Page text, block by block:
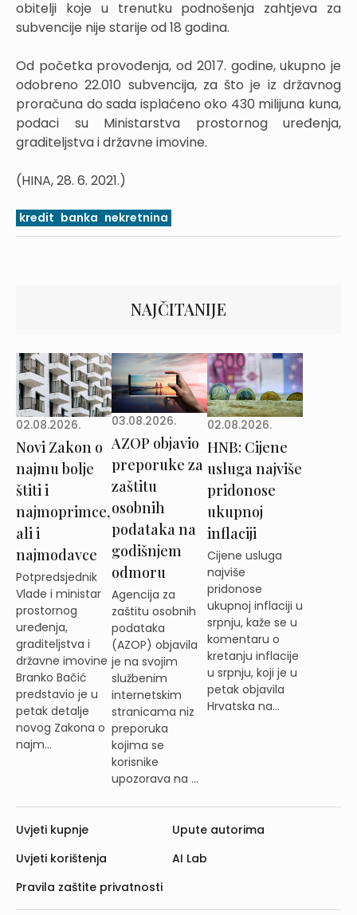
obitelji koje u trenutku podnošenja zahtjeva za
subvencije nije starije od 18 godina.
Od početka provođenja, od 2017. godine, ukupno je
odobreno 22.010 subvencija, za što je iz državnog
proračuna do sada isplaćeno oko 430 milijuna kuna,
podaci su Ministarstva prostornog uređenja,
graditeljstva i državne imovine.
(HINA, 28. 6. 2021.)
kredit banka nekretnina
NAJČITANIJE
02.08.2026.
Novi Zakon o
najmu bolje
štiti i
najmoprimce,
ali i
najmodavce
Potpredsjednik
Vlade i ministar
prostornog
uređenja,
graditeljstva i
državne imovine
Branko Bačić
predstavio je u
petak detalje
novog Zakona o
najm...
03.08.2026.
AZOP objavio
preporuke za
zaštitu
osobnih
podataka na
godišnjem
odmoru
Agencija za
zaštitu osobnih
podataka
(AZOP) objavila
je na svojim
službenim
internetskim
stranicama niz
preporuka
kojima se
korisnike
upozorava na ...
02.08.2026.
HNB: Cijene
usluga najviše
pridonose
ukupnoj
inflaciji
Cijene usluga
najviše
pridonose
ukupnoj inflaciji u
srpnju, kaže se u
komentaru o
kretanju inflacije
u srpnju, koji je u
petak objavila
Hrvatska na...
Uvjeti kupnje
Uvjeti korištenja
Pravila zaštite privatnosti
Upute autorima
AI Lab